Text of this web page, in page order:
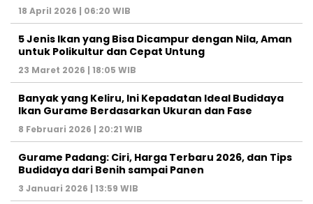
18 April 2026 | 06:20 WIB
5 Jenis Ikan yang Bisa Dicampur dengan Nila, Aman
untuk Polikultur dan Cepat Untung
23 Maret 2026 | 18:05 WIB
Banyak yang Keliru, Ini Kepadatan Ideal Budidaya
Ikan Gurame Berdasarkan Ukuran dan Fase
8 Februari 2026 | 20:21 WIB
Gurame Padang: Ciri, Harga Terbaru 2026, dan Tips
Budidaya dari Benih sampai Panen
3 Januari 2026 | 13:59 WIB